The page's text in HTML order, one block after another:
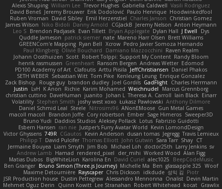
Alexis Shuping William Lee Trevor Hughes Gabriella Caldwell Vasili Rodriguez
David Beneš Jeremy Brouwer Erik Dodolović Paulo Henrique Hoodwinkedfool
Ruben Vroman David Sibley Emil Herzenstiel Charles Janson Christian Gomez
James Wilson Niko Bidoli Danny Arnold CGJackB Jeremy Nelson Anton Heymann
Leo S Brendon Padjasek Evan Tillett Bryan Applegate Dylan Hall J Ewell
Dys
Quddle Jameson patrick siemer nate Mareno Harr Olsen Brett Williams
GREENCom'e Mapping Ryan Bell Xcrow Pedro Javier Somoza Hernando
Paul Klingberg Olivié Bouchard Damiano Mazzocchini Raven Realm
Johann Oosthuizen Scott Robert Tolppi: Support My Content Randy Bloom
henrik rasmussen Greenheart Ransom Bergen Andreas Wetter Edomod
PD100 Academy of Art Clafoutis Arttu Piisila JeffChristiansen Daniel Phakos
SETH WEBER Sebastian Witt Tom Pike Kenleung Leung Enrique Gonzalez
Zack Bishop
Rouge guy brandon dudley Joel Gordils GadFlight Charles Herrmann
Justin
LvH K Anon Richie Karim Mohamed Weichnudel
Marcus Grennborg
christian cuttino DaveHuman juanito Johan L Theresa A. Carroll Iain Black Einarr
Volatility Stephen Smith joshy west xoxo Łukasz Pawłowski Anthony Dilmore
Daniel Schmid Leal Steele Nitrosimi96 ANonEMoose Gun Metal Games
macoll macoll
Brandon Joffe Cory robertson Ember Sage Himeros Sweeper3D
Bruno Yudi Daddios Studios Aleksey Pollack Lotus Fabrizio Guidotti
Esbern Hansen ran nie Justper's Furry Avatar World Kevin LomondDesign
Victor Ghyssens 749R CGautos Kevin Anderson dusan tomas Jegregg Travis Lemieux
Philipp T David Pulcifer Thomas Elliott John Gutwin Sara Tarr Shay CT
Jermaine Bouyea Liam Smyth Jim Bob Michael Loh doctor25th Larry Jenkins sv
Andrew Lamb Hamad rendered_pixel der_mihi Worked Wood Alan Figg
Matias Dubos BigWhiteLion Karolina En David Curiel alec1025
BeepCodeMusic
Ben Granger Bruno Simon (Three.js Journey) Michelle Ma Ben glassapple 325 Woof
Maxime Detournière Rayscaper Chris Dickson idkdude 성익 김 Piotr
JSR Production house Dustin Pettegrew Alessandro Mennonna Onalist Devin Martin
Mehmet Oguz Derin
Quinn Kowitt Lee Stranahan Robert Whitehead kocat Grawlix